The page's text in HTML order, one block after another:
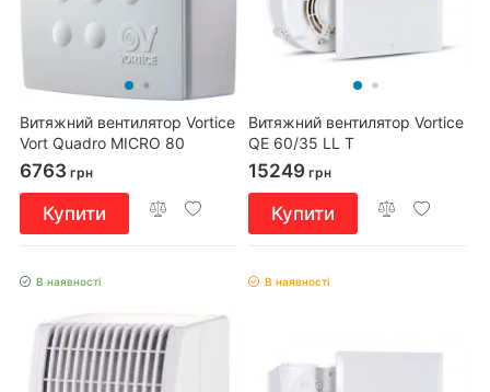
Витяжний вентилятор Vortice
Vort Quadro MICRO 80
6763 грн
Купити
Витяжний вентилятор Vortice
QE 60/35 LL T
15249 грн
Купити
В наявності В наявності